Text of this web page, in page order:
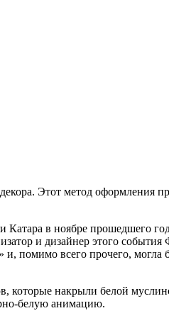
Этот метод оформления
Катара в ноябре прошедшего
и дизайнер этого
помимо всего прочего, могла
которые накрыли белой
белую анимацию.